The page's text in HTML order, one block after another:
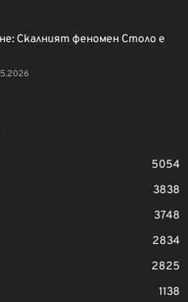
Скалният феномен Столо е
5054
3838
3748
2834
2825
1138